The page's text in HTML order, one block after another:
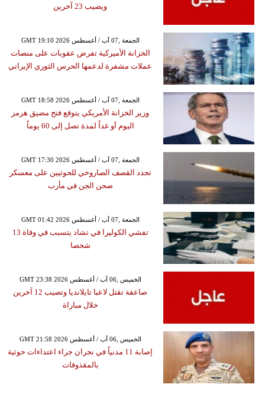
ويصيب 23 آخرين
GMT 19:10 2026 الجمعة ,07 آب / أغسطس
الخزانة الأميركية تفرض عقوبات على منصات
عملات مشفرة لدعمها الحرس الثوري الإيراني
GMT 18:58 2026 الجمعة ,07 آب / أغسطس
وزير الخزانة الأمريكي يتوقع فتح مضيق هرمز
اليوم أو غداً لمدة تصل إلى 60 يوماً
GMT 17:30 2026 الجمعة ,07 آب / أغسطس
تجدد القصف الصاروخي للحوثيين على معسكر
صحن الجن في مأرب
GMT 01:42 2026 الجمعة ,07 آب / أغسطس
تفشي الكوليرا في تشاد يتسبب في وفاة 13
شخصا
GMT 23:38 2026 الخميس ,06 آب / أغسطس
صاعقة تقتل لاعبا تايلانديا وتصيب 12 آخرين
خلال مباراة
GMT 21:58 2026 الخميس ,06 آب / أغسطس
إصابة 11 مدنياً في نجران جراء اعتداءات حوثية
بالمقذوفات